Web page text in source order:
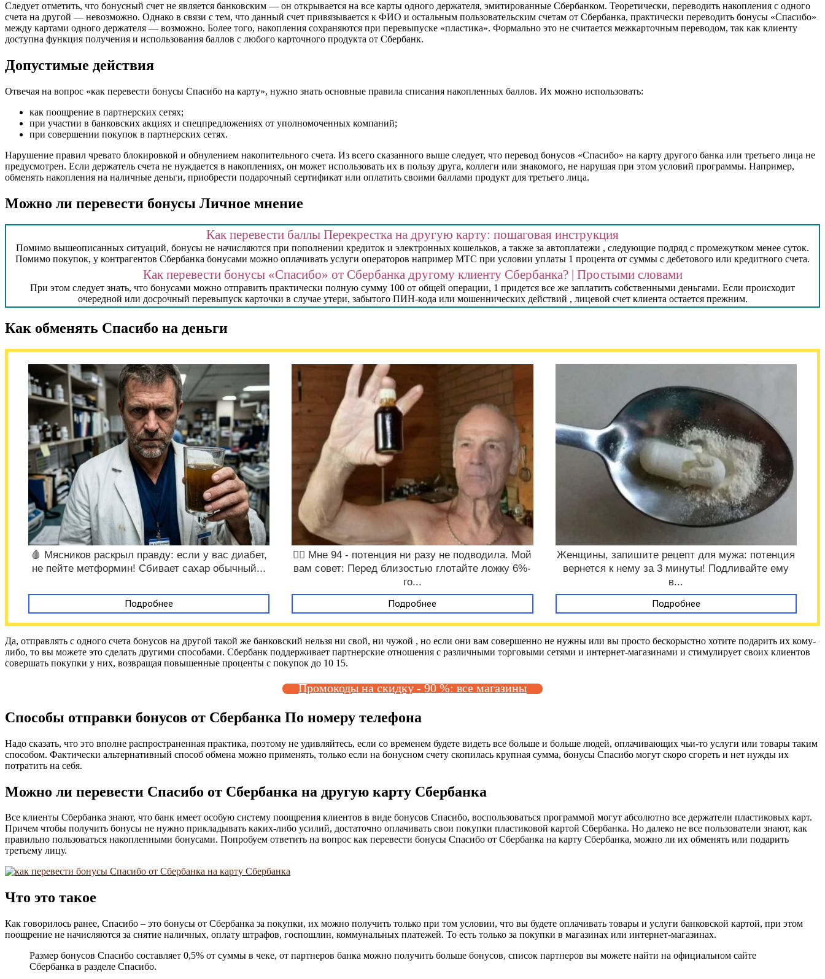
Следует отметить, что бонусный счет не является банковским ― он открывается на все карты одного держателя, эмитированные Сбербанком. Теоретически, переводить накопления с одного
счета на другой ― невозможно. Однако в связи с тем, что данный счет привязывается к ФИО и остальным пользовательским счетам от Сбербанка, практически переводить бонусы «Спасибо»
между картами одного держателя ― возможно. Более того, накопления сохраняются при перевыпуске «пластика». Формально это не считается межкарточным переводом, так как клиенту
доступна функция получения и использования баллов с любого карточного продукта от Сбербанк.
Допустимые действия
Отвечая на вопрос «как перевести бонусы Спасибо на карту», нужно знать основные правила списания накопленных баллов. Их можно использовать:
как поощрение в партнерских сетях;
при участии в банковских акциях и спецпредложениях от уполномоченных компаний;
при совершении покупок в партнерских сетях.
Нарушение правил чревато блокировкой и обнулением накопительного счета. Из всего сказанного выше следует, что перевод бонусов «Спасибо» на карту другого банка или третьего лица не
предусмотрен. Если держатель счета не нуждается в накоплениях, он может использовать их в пользу друга, коллеги или знакомого, не нарушая при этом условий программы. Например,
обменять накопления на наличные деньги, приобрести подарочный сертификат или оплатить своими баллами продукт для третьего лица.
Можно ли перевести бонусы Личное мнение
Как перевести баллы Перекрестка на другую карту: пошаговая инструкция
Помимо вышеописанных ситуаций, бонусы не начисляются при пополнении кредиток и электронных кошельков, а также за автоплатежи , следующие подряд с промежутком менее суток.
Помимо покупок, у контрагентов Сбербанка бонусами можно оплачивать услуги операторов например МТС при условии уплаты 1 процента от суммы с дебетового или кредитного счета.
Как перевести бонусы «Спасибо» от Сбербанка другому клиенту Сбербанка? | Простыми словами
При этом следует знать, что бонусами можно отправить практически полную сумму 100 от общей операции, 1 придется все же заплатить собственными деньгами. Если происходит
очередной или досрочный перевыпуск карточки в случае утери, забытого ПИН-кода или мошеннических действий , лицевой счет клиента остается прежним.
Как обменять Спасибо на деньги
🩸 Мясников раскрыл правду: если у вас диабет,
не пейте метформин! Сбивает сахар обычный...
Подробнее
❤️‍🔥 Мне 94 - потенция ни разу не подводила. Мой
вам совет: Перед близостью глотайте ложку 6%-
го...
Подробнее
Женщины, запишите рецепт для мужа: потенция
вернется к нему за 3 минуты! Подливайте ему
в...
Подробнее
Да, отправлять с одного счета бонусов на другой такой же банковский нельзя ни свой, ни чужой , но если они вам совершенно не нужны или вы просто бескорыстно хотите подарить их кому-
либо, то вы можете это сделать другими способами. Сбербанк поддерживает партнерские отношения с различными торговыми сетями и интернет-магазинами и стимулирует своих клиентов
совершать покупки у них, возвращая повышенные проценты с покупок до 10 15.
Промокоды на скидку - 90 %: все магазины
Способы отправки бонусов от Сбербанка По номеру телефона
Надо сказать, что это вполне распространенная практика, поэтому не удивляйтесь, если со временем будете видеть все больше и больше людей, оплачивающих чьи-то услуги или товары таким
способом. Фактически альтернативный способ обмена можно применять, только если на бонусном счету скопилась крупная сумма, бонусы Спасибо могут скоро сгореть и нет нужды их
потратить на себя.
Можно ли перевести Спасибо от Сбербанка на другую карту Сбербанка
Все клиенты Сбербанка знают, что банк имеет особую систему поощрения клиентов в виде бонусов Спасибо, воспользоваться программой могут абсолютно все держатели пластиковых карт.
Причем чтобы получить бонусы не нужно прикладывать каких-либо усилий, достаточно оплачивать свои покупки пластиковой картой Сбербанка. Но далеко не все пользователи знают, как
правильно пользоваться накопленными бонусами. Попробуем ответить на вопрос как перевести бонусы Спасибо от Сбербанка на карту Сбербанка, можно ли их обменять или подарить
третьему лицу.
Что это такое
Как говорилось ранее, Спасибо – это бонусы от Сбербанка за покупки, их можно получить только при том условии, что вы будете оплачивать товары и услуги банковской картой, при этом
поощрение не начисляются за снятие наличных, оплату штрафов, госпошлин, коммунальных платежей. То есть только за покупки в магазинах или интернет-магазинах.
Размер бонусов Спасибо составляет 0,5% от суммы в чеке, от партнеров банка можно получить больше бонусов, список партнеров вы можете найти на официальном сайте
Сбербанка в разделе Спасибо.